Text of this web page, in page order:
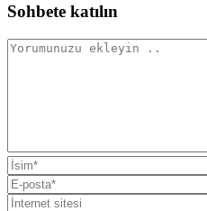
Sohbete katılın